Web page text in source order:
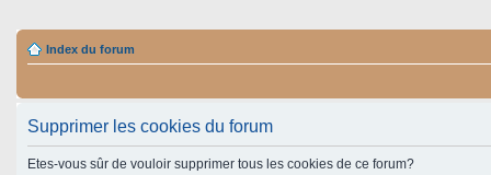
Index du forum
Supprimer les cookies du forum
Etes-vous sûr de vouloir supprimer tous les cookies de ce forum?